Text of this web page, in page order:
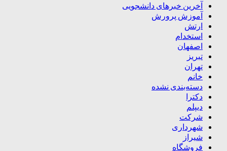
آخرین خبرهای دانشجویی
آموزش پرورش
ارتش
استخدام
اصفهان
تبریز
تهران
خانم
دسته‌بندی نشده
دکترا
دیپلم
شرکت
شهرداری
شیراز
فروشگاه